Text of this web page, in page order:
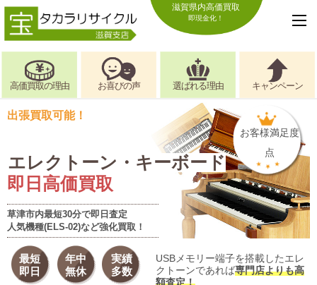
滋賀県内高価買取
即現金化！
高価買取の理由 お喜びの声 選ばれる理由 キャンペーン
出張買取可能！
エレクトーン・キーボード
即日高価買取
草津市内最短30分で即日査定
人気機種(ELS-02)など強化買取！
お客様満足度
点
最短
即日
年中
無休
実績
多数
USBメモリー端子を搭載したエレ
クトーンであれば専門店よりも高
額査定！